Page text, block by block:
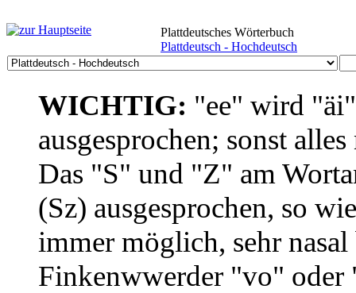
Plattdeutsches Wörterbuch
Plattdeutsch - Hochdeutsch
WICHTIG: "ee" wird
ausgesprochen; sonst
Das "S" und "Z" am
(Sz) ausgesprochen, so
immer möglich, sehr
Finkenwwerder "vo"